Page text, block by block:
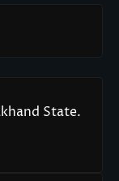
State.